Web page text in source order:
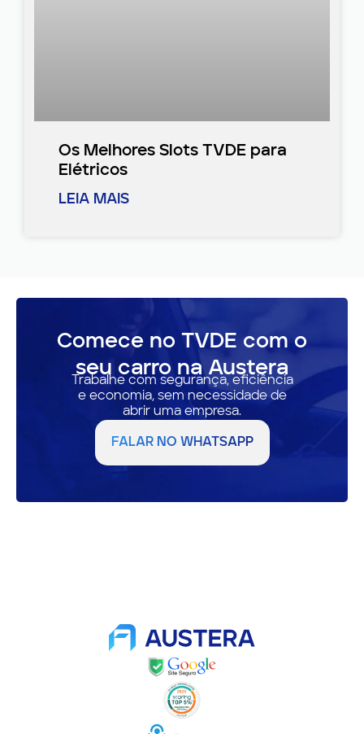
Os Melhores Slots TVDE para
Elétricos
LEIA MAIS
Comece no TVDE com o
seu carro na Austera
Trabalhe com segurança, eficiência
e economia, sem necessidade de
abrir uma empresa.
FALAR NO WHATSAPP